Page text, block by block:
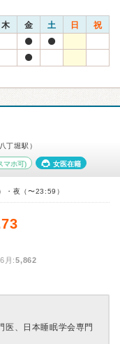
木 金 土 日 祝
丁堀駅）
マホ可) 女医在籍
・夜（〜23:59）
:5,862
医、日本睡眠学会専門